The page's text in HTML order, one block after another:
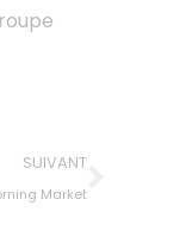
SUIVANT
Market